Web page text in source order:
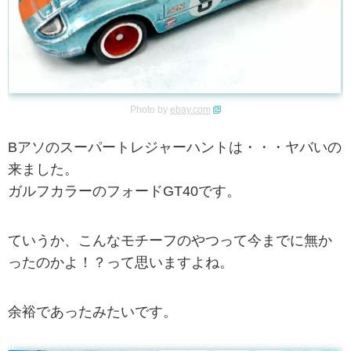
Photo by ebay.com
Bアソのスーパートレジャーハントは・・・ヤバいの
来ました。
ガルフカラーのフォードGT40です。
ていうか、こんなモチーフのやつって今までに無か
ったのかよ！？って思いますよね。
余裕であったみたいです。